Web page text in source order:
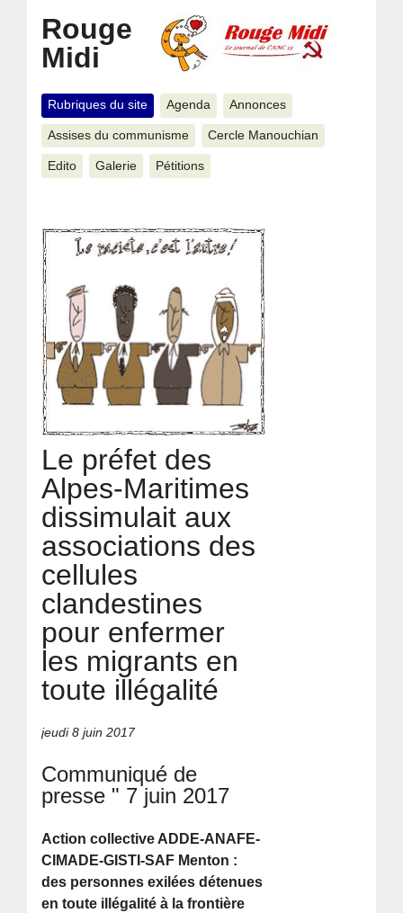
Rouge
Midi
Rubriques du site Agenda Annonces
Assises du communisme Cercle Manouchian
Edito Galerie Pétitions
Le préfet des
Alpes-Maritimes
dissimulait aux
associations des
cellules
clandestines
pour enfermer
les migrants en
toute illégalité
jeudi 8 juin 2017
Communiqué de
presse " 7 juin 2017
Action collective ADDE-ANAFE-
CIMADE-GISTI-SAF Menton :
des personnes exilées détenues
en toute illégalité à la frontière